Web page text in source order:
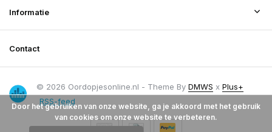
Informatie
Contact
© 2026 Oordopjesonline.nl - Theme By DMWS x Plus+
RSS-feed
Door het gebruiken van onze website, ga je akkoord met het gebruik
van cookies om onze website te verbeteren.